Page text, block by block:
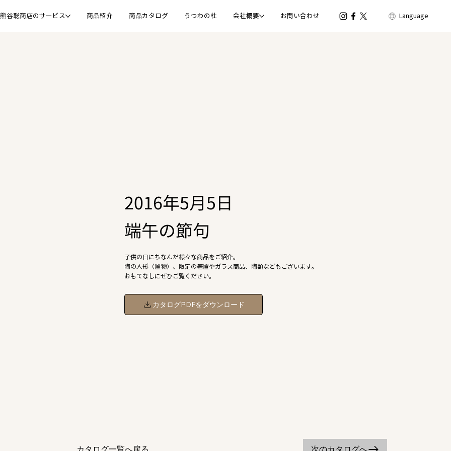
熊谷聡商店のサービス 商品紹介 商品カタログ うつわの杜 会社概要 お問い合わせ Language
2016年5月5日
端午の節句
子供の日にちなんだ様々な商品をご紹介。
陶の人形（置物）、限定の箸置やガラス商品、陶額などもございます。
おもてなしにぜひご覧ください。
カタログPDFをダウンロード
次のカタログへ